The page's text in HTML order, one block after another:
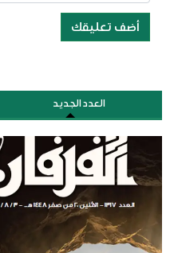
أضف تعليقك
العدد الجديد